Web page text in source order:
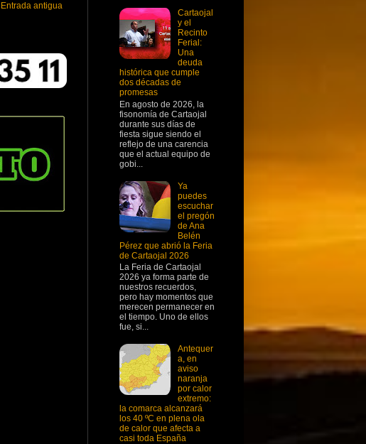
Entrada antigua
Cartaojal
y el
Recinto
Ferial:
Una
deuda
histórica que cumple
dos décadas de
promesas
En agosto de 2026, la
fisonomía de Cartaojal
durante sus días de
fiesta sigue siendo el
reflejo de una carencia
que el actual equipo de
gobi...
Ya
puedes
escuchar
el pregón
de Ana
Belén
Pérez que abrió la Feria
de Cartaojal 2026
La Feria de Cartaojal
2026 ya forma parte de
nuestros recuerdos,
pero hay momentos que
merecen permanecer en
el tiempo. Uno de ellos
fue, si...
Antequer
a, en
aviso
naranja
por calor
extremo:
la comarca alcanzará
los 40 ºC en plena ola
de calor que afecta a
casi toda España